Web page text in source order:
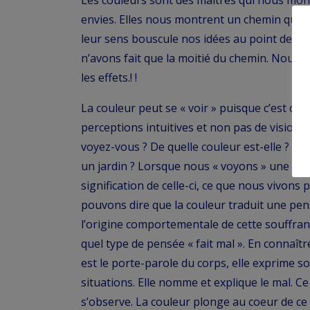
envies. Elles nous montrent un chemin qui
leur sens bouscule nos idées au point de
n’avons fait que la moitié du chemin. Nous
les effets.! !
La couleur peut se « voir » puisque c’est de
perceptions intuitives et non pas de vision
voyez-vous ? De quelle couleur est-elle ?
un jardin ? Lorsque nous « voyons » une
signification de celle-ci, ce que nous vivons
pouvons dire que la couleur traduit une
l’origine comportementale de cette
quel type de pensée « fait mal ». En
est le porte-parole du corps, elle exprime
situations. Elle nomme et explique le mal.
s’observe. La couleur plonge au coeur de